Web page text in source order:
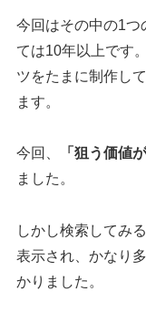
今回はその中の1つ
ては10年以上です
ツをたまに制作し
ます。
今回、 「狙う価値
ました。
しかし検索してみ
表示され、かなり
かりました。